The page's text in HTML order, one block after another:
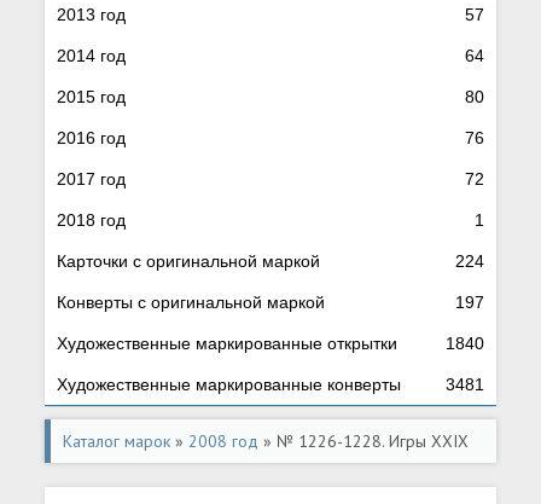
2013 год 57
2014 год 64
2015 год 80
2016 год 76
2017 год 72
2018 год 1
Карточки с оригинальной маркой 224
Конверты с оригинальной маркой 197
Художественные маркированные открытки 1840
Художественные маркированные конверты 3481
Каталог марок »2008 год » № 1226-1228. Игры XXIX
Олимпиады. Пекин - 2008.